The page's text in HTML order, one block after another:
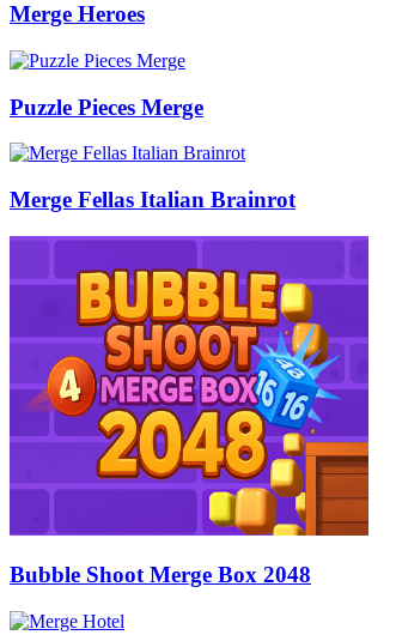
Merge Heroes
Puzzle Pieces Merge
Merge Fellas Italian Brainrot
Bubble Shoot Merge Box 2048